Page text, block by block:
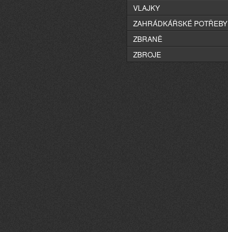
VLAJKY
ZAHRÁDKÁŘSKÉ POTŘEBY
ZBRANĚ
ZBROJE